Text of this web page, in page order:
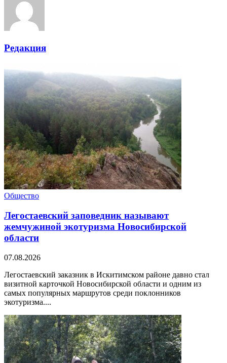
Редакция
Общество
Легостаевский заповедник называют
жемчужиной экотуризма Новосибирской
области
07.08.2026
Легостаевский заказник в Искитимском районе давно стал
визитной карточкой Новосибирской области и одним из
самых популярных маршрутов среди поклонников
экотуризма....